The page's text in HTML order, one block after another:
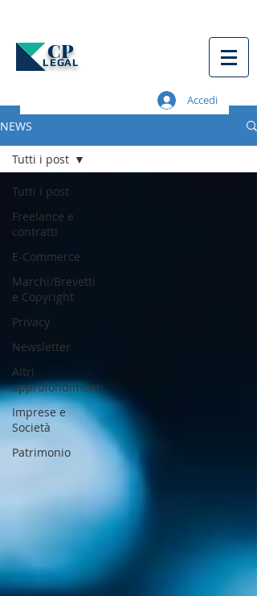
CP
LEGAL
Accedi
NEWS
Tutti i post
Freelance e
contratti
E-Commerce
Marchi/Brevetti
e Copyright
Privacy
Newsletter
Altri
approfondimenti
Imprese e
Società
Patrimonio
Tutti i post